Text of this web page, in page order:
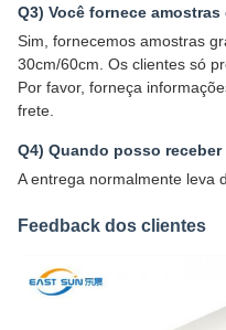
Q3) Você fornece
Sim, fornecemos amostras
30cm/60cm. Os clientes só
Por favor, forneça
frete.
Q4) Quando posso
A entrega normalmente leva
Feedback dos clientes